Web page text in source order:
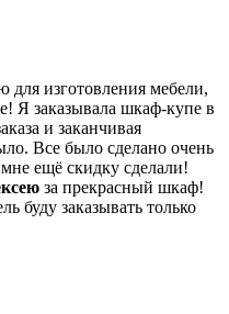
изготовления мебели,
Я заказывала шкаф-купе в
и заканчивая
Все было сделано очень
ещё скидку сделали!
за прекрасный шкаф!
буду заказывать только